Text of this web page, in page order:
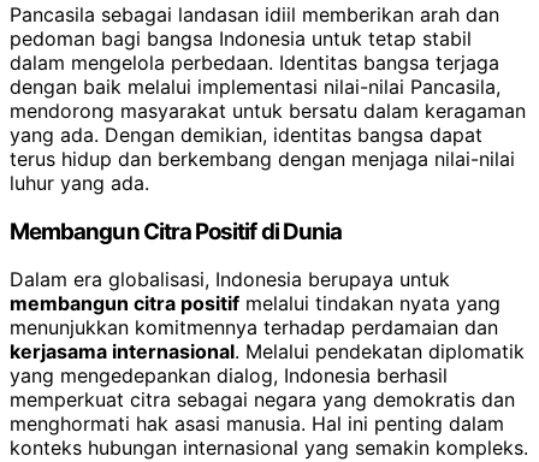
Pancasila sebagai landasan idiil memberikan arah dan
pedoman bagi bangsa Indonesia untuk tetap stabil
dalam mengelola perbedaan. Identitas bangsa terjaga
dengan baik melalui implementasi nilai-nilai Pancasila,
mendorong masyarakat untuk bersatu dalam keragaman
yang ada. Dengan demikian, identitas bangsa dapat
terus hidup dan berkembang dengan menjaga nilai-nilai
luhur yang ada.
Membangun Citra Positif di Dunia
Dalam era globalisasi, Indonesia berupaya untuk
membangun citra positif melalui tindakan nyata yang
menunjukkan komitmennya terhadap perdamaian dan
kerjasama internasional. Melalui pendekatan diplomatik
yang mengedepankan dialog, Indonesia berhasil
memperkuat citra sebagai negara yang demokratis dan
menghormati hak asasi manusia. Hal ini penting dalam
konteks hubungan internasional yang semakin kompleks.